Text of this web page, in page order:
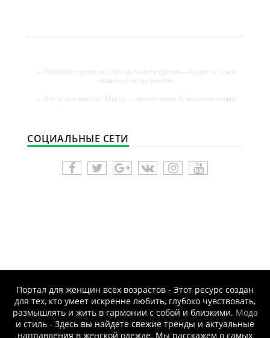
-- Начинайте делать все, что вы можете сделать – и даже то, о чем
можете хотя бы мечтать.
-- Все дело в мыслях. Мысль — начало всего. И мыслями можно
-- Идите уверенно по направлению к мечте. Живите той жизнью,
которую вы сами себе придумали.
-- Самое большое богатство — это ум. Самая большая нищета —
глупость. Из всех страхов самый пугающий — самолюбование.
СОЦИАЛЬНЫЕ СЕТИ
Портал для женщин всех возрастов - Этот ресурс создан
для тех, кто умеет искренне любить, глубоко чувствовать,
размышлять и жить в гармонии с собой и близкими. Мода
и стиль - Здесь вы найдете свежие тренды и актуальные
направления в женской одежде. Мы расскажем о самых